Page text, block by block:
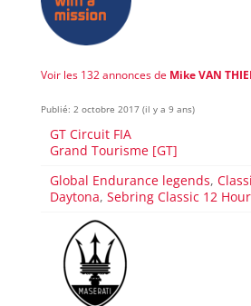
Voir les 132 annonces de Mike VAN
Publié: 2 octobre 2017 (il y a 9 ans)
GT Circuit FIA
Grand Tourisme [GT]
Global Endurance legends,
Daytona,Sebring Classic 12 Hour